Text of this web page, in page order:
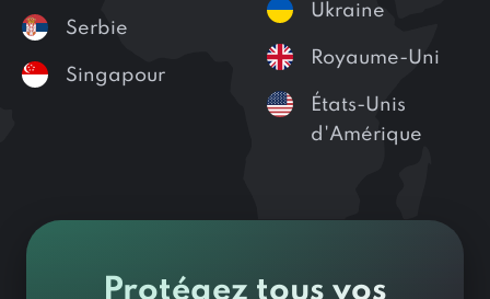
Serbie
Singapour
Ukraine
Royaume-Uni
États-Unis
d'Amérique
Protégez tous vos